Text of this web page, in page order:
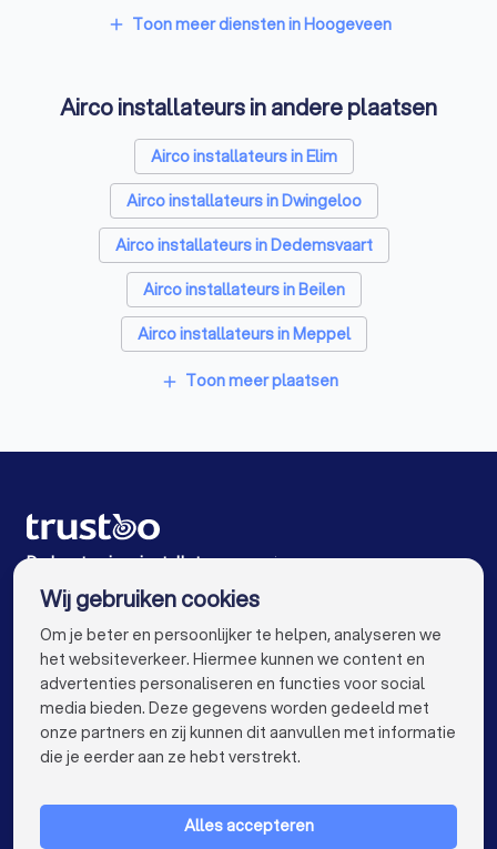
Zonnepanelen-installateurs in Hoogeveen
Thuisbatterij installateurs in Hoogeveen
add Toon meer diensten in Hoogeveen
Airco installateurs in andere plaatsen
Airco installateurs in Elim
Airco installateurs in Dwingeloo
Airco installateurs in Dedemsvaart
Airco installateurs in Beilen
Airco installateurs in Meppel
Airco installateurs in Hardenberg
Airco installateurs in Steenwijk
Airco installateurs in Amsterdam
Airco installateurs in Rotterdam
Airco installateurs in Den Haag
Airco installateurs in Utrecht
Airco installateurs in Tilburg
add Toon meer plaatsen
De beste airco installateurs voor jou
VOOR PARTICULIEREN keyboard_arrow_down
Wij gebruiken cookies
Om je beter en persoonlijker te helpen, analyseren we
het websiteverkeer. Hiermee kunnen we content en
advertenties personaliseren en functies voor social
media bieden. Deze gegevens worden gedeeld met
onze partners en zij kunnen dit aanvullen met informatie
die je eerder aan ze hebt verstrekt.
Alles accepteren